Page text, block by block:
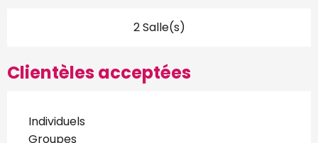
2 Salle(s)
Clientèles acceptées
Individuels
Groupes